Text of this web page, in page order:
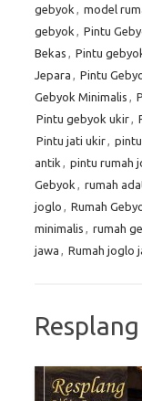
gebyok , model
gebyok , Pintu
Bekas , Pintu
Jepara , Pintu
Gebyok Minimalis ,
Pintu gebyok ukir,
Pintu jati ukir,
antik , pintu rumah
Gebyok , rumah
joglo , Rumah
minimalis , rumah
jawa , Rumah joglo